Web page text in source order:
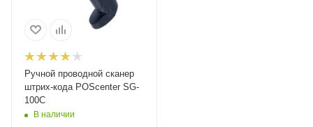
Ручной проводной сканер
штрих-кода POScenter SG-
100C
В наличии